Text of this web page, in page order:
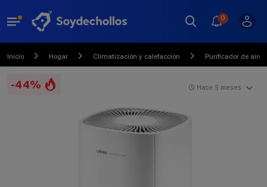
0
Inicio Hogar Climatización y calefacción Purificador de aire
-44% Hace 5 meses